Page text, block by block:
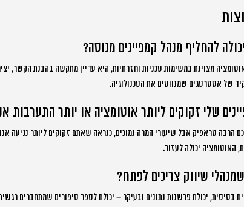
להחליף מנהל קמפיינים מנוסה?
מצוינת במשימות טכניות וחזרתיות, היא עדיין מתקשה בהבנת הקשר,
של אסטרטגים שמנווטים את הטכנולוגיה.
שלי זקוקים ליותר אוטומציה או יותר התערבות
הרבה טראפיק אבל שיעורי המרה נמוכים, כנראה שאתם זקוקים ליותר נגיעה
האוטומציה יכולה לעזור.
שיווק צריכים לפתח?
בסיסית, יכולת פרשנות נתונים ובעיקר – יכולת לספר סיפורים שמתחברים